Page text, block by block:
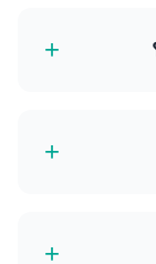
+
إضافية
+
+